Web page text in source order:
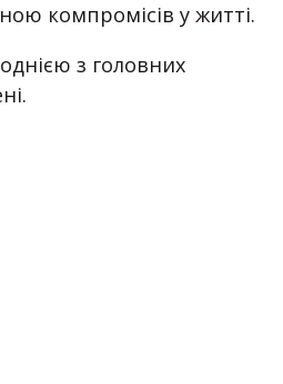
компромісів у житті.
з головних